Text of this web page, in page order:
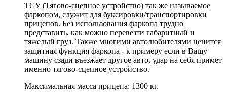
ТСУ (Тягово-сцепное устройство) так же называемое
фаркопом, служит для буксировки/транспортировки
прицепов. Без использования фаркопа трудно
представить, как можно перевезти габаритный и
тяжелый груз. Также многими автолюбителями ценится
защитная функция фаркопа - к примеру если в Вашу
машину сзади въезжает другое авто, удар на себя примет
именно тягово-сцепное устройство.
Максимальная масса прицепа: 1300 кг.